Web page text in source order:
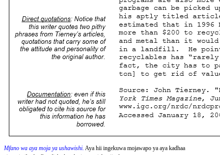
Mfano wa aya moja ya ushawishi. Aya hii ingekuwa mojawapo ya aya kadhaa